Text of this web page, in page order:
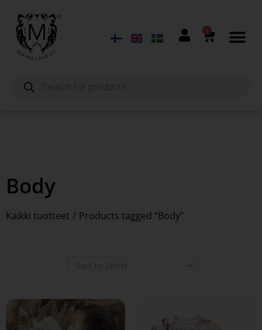
0
Body
Kaikki tuotteet / Products tagged “Body”